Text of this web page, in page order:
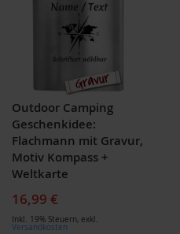
Outdoor Camping
Geschenkidee:
Flachmann mit Gravur,
Motiv Kompass +
Weltkarte
16,99 €
Inkl. 19% Steuern, exkl.
Versandkosten